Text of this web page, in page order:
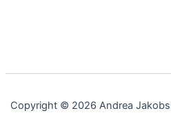
Copyright © 2026 Andrea